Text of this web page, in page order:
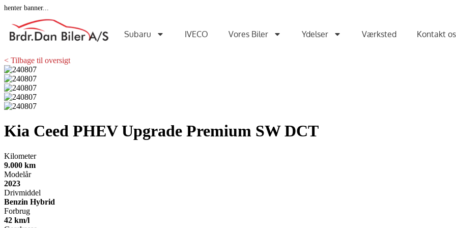
henter banner...
Subaru IVECO Vores Biler Ydelser Værksted Kontakt os
< Tilbage til oversigt
Kia Ceed PHEV Upgrade Premium SW DCT
Kilometer
9.000 km
Modelår
2023
Drivmiddel
Benzin Hybrid
Forbrug
42 km/l